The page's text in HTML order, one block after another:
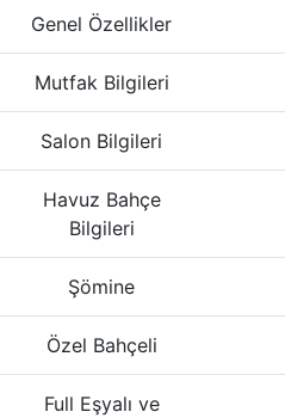
Genel Özellikler
Mutfak Bilgileri
Salon Bilgileri
Havuz Bahçe
Bilgileri
Şömine
Özel Bahçeli
Full Eşyalı ve